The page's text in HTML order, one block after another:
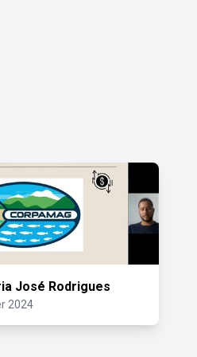
José Rodrigues
2024